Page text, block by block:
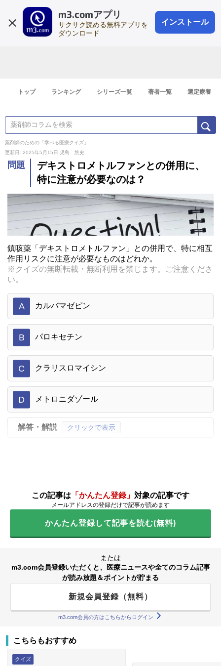
m3.comアプリ
サクサク読める無料アプリを
ダウンロード
インストール
会員登録
登録1分
トップ ランキング シリーズ一覧 著者一覧 選定療養
薬剤師のための「学べる医療クイズ」
更新日: 2025年5月15日
児島 悠史
問題
デキストロメトルファンとの併用に、
特に注意が必要なのは？
鎮咳薬「デキストロメトルファン」との併用で、特に相互
作用リスクに注意が必要なものはどれか。
※クイズの無断転載・無断利用を禁じます。ご注意くださ
い。
A カルバマゼピン
B パロキセチン
C クラリスロマイシン
D メトロニダゾール
解答・解説 クリックで表示
この記事は 「かんたん登録」 対象の記事です
メールアドレスの登録だけで記事が読めます
かんたん登録して記事を読む(無料)
または
m3.com会員登録いただくと、医療ニュースや全てのコラム記事
が読み放題＆ポイントが貯まる
新規会員登録（無料）
m3.com会員の方はこちらからログイン
こちらもおすすめ
クイズ